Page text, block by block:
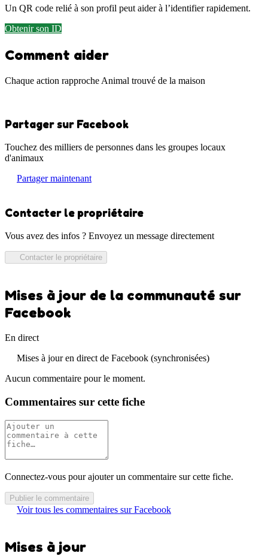
Un QR code relié à son profil peut aider à l’identifier rapidement.
Obtenir son ID
Comment aider
Chaque action rapproche Animal trouvé de la maison
Partager sur Facebook
Touchez des milliers de personnes dans les groupes locaux
d'animaux
Partager maintenant
Contacter le propriétaire
Vous avez des infos ? Envoyez un message directement
Contacter le propriétaire
Mises à jour de la communauté sur
Facebook
En direct
Mises à jour en direct de Facebook (synchronisées)
Aucun commentaire pour le moment.
Commentaires sur cette fiche
Connectez-vous pour ajouter un commentaire sur cette fiche.
Publier le commentaire
Voir tous les commentaires sur Facebook
Mises à jour